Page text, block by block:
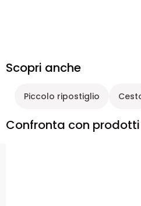
Scopri anche
Piccolo ripostiglio
Confronta con